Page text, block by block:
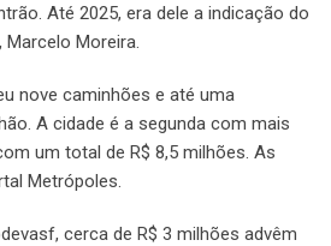
Até 2025, era dele a indicação do
Moreira.
nove caminhões e até uma
A cidade é a segunda com mais
um total de R$ 8,5 milhões. As
Metrópoles.
cerca de R$ 3 milhões advêm